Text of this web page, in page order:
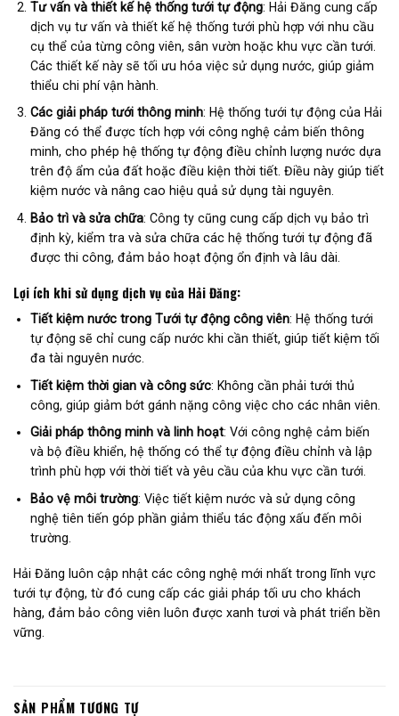
Tư vấn và thiết kế hệ thống tưới tự động: Hải Đăng cung cấp
dịch vụ tư vấn và thiết kế hệ thống tưới phù hợp với nhu cầu
cụ thể của từng công viên, sân vườn hoặc khu vực cần tưới.
Các thiết kế này sẽ tối ưu hóa việc sử dụng nước, giúp giảm
thiểu chi phí vận hành.
Các giải pháp tưới thông minh: Hệ thống tưới tự động của Hải
Đăng có thể được tích hợp với công nghệ cảm biến thông
minh, cho phép hệ thống tự động điều chỉnh lượng nước dựa
trên độ ẩm của đất hoặc điều kiện thời tiết. Điều này giúp tiết
kiệm nước và nâng cao hiệu quả sử dụng tài nguyên.
Bảo trì và sửa chữa: Công ty cũng cung cấp dịch vụ bảo trì
định kỳ, kiểm tra và sửa chữa các hệ thống tưới tự động đã
được thi công, đảm bảo hoạt động ổn định và lâu dài.
Lợi ích khi sử dụng dịch vụ của Hải Đăng:
Tiết kiệm nước trong Tưới tự động công viên: Hệ thống tưới
tự động sẽ chỉ cung cấp nước khi cần thiết, giúp tiết kiệm tối
đa tài nguyên nước.
Tiết kiệm thời gian và công sức: Không cần phải tưới thủ
công, giúp giảm bớt gánh nặng công việc cho các nhân viên.
Giải pháp thông minh và linh hoạt: Với công nghệ cảm biến
và bộ điều khiển, hệ thống có thể tự động điều chỉnh và lập
trình phù hợp với thời tiết và yêu cầu của khu vực cần tưới.
Bảo vệ môi trường: Việc tiết kiệm nước và sử dụng công
nghệ tiên tiến góp phần giảm thiểu tác động xấu đến môi
trường.
Hải Đăng luôn cập nhật các công nghệ mới nhất trong lĩnh vực
tưới tự động, từ đó cung cấp các giải pháp tối ưu cho khách
hàng, đảm bảo công viên luôn được xanh tươi và phát triển bền
vững.
SẢN PHẨM TƯƠNG TỰ